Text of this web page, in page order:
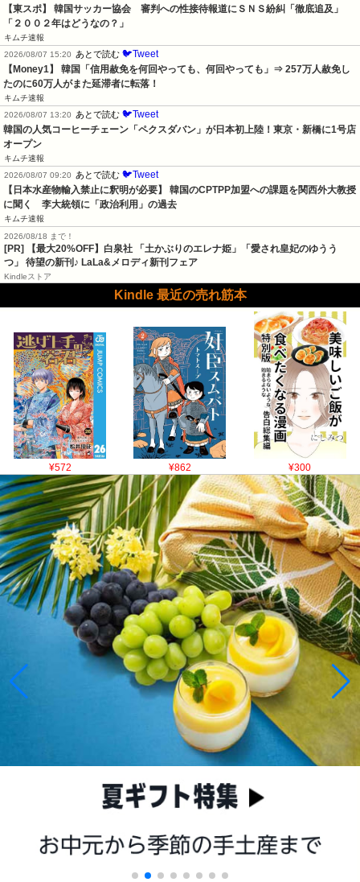
【東スポ】 韓国サッカー協会　審判への性接待報道にＳＮＳ紛糾「徹底追及」
「２００２年はどうなの？」
キムチ速報
2026/08/07 15:20
あとで読む 🐦Tweet
【Money1】 韓国「信用赦免を何回やっても、何回やっても」⇒ 257万人赦免し
たのに60万人がまた延滞者に転落！
キムチ速報
2026/08/07 13:20
あとで読む 🐦Tweet
韓国の人気コーヒーチェーン「ペクスダバン」が日本初上陸！東京・新橋に1号店
オープン
キムチ速報
2026/08/07 09:20
あとで読む 🐦Tweet
【日本水産物輸入禁止に釈明が必要】 韓国のCPTPP加盟への課題を関西外大教授
に聞く　李大統領に「政治利用」の過去
キムチ速報
2026/08/18 まで！
[PR] 【最大20%OFF】白泉社 「土かぶりのエレナ姫」「愛され皇妃のゆうう
つ」 待望の新刊♪ LaLa&メロディ新刊フェア
Kindleストア
Kindle 最近の売れ筋本
¥572 ¥862 ¥300